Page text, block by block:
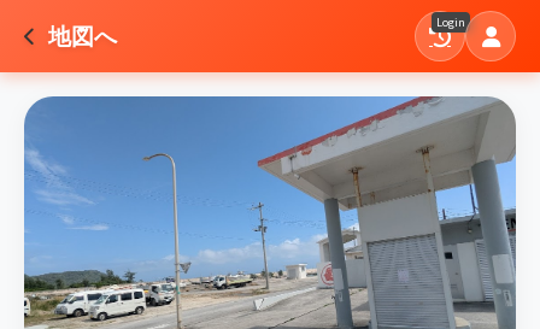
地図へ Login